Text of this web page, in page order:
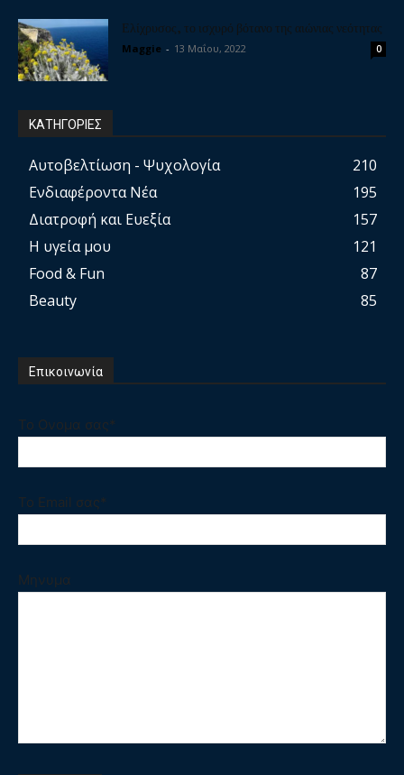
Ελίχρυσος, το ισχυρό βότανο της αιώνιας νεότητας
Maggie - 13 Μαΐου, 2022 0
ΚΑΤΗΓΟΡΙΕΣ
Αυτοβελτίωση - Ψυχολογία
210
Ενδιαφέροντα Νέα
195
Διατροφή και Ευεξία
157
Η υγεία μου
121
Food & Fun
87
Beauty
85
Επικοινωνία
Το Ονομα σας*
Το Email σας*
Μηνυμα